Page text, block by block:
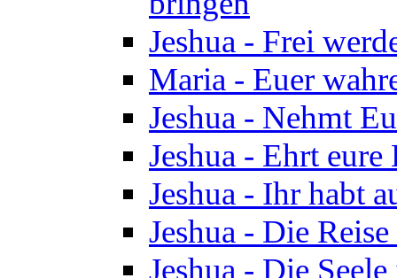
Jeshua - Frei
Maria - Euer
Jeshua - Nehmt
Jeshua - Ehrt
Jeshua - Ihr habt
Jeshua - Die
Jeshua - Die